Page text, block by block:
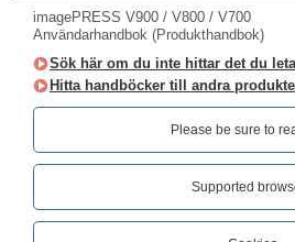
imagePRESS V900 / V800 / V700
Användarhandbok (Produkthandbok)
Sök här om du inte hittar det du
Hitta handböcker till andra
Please be sure to
Supported